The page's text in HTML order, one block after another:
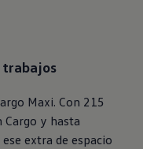
trabajos
Maxi. Con 215
Cargo y hasta
extra de espacio